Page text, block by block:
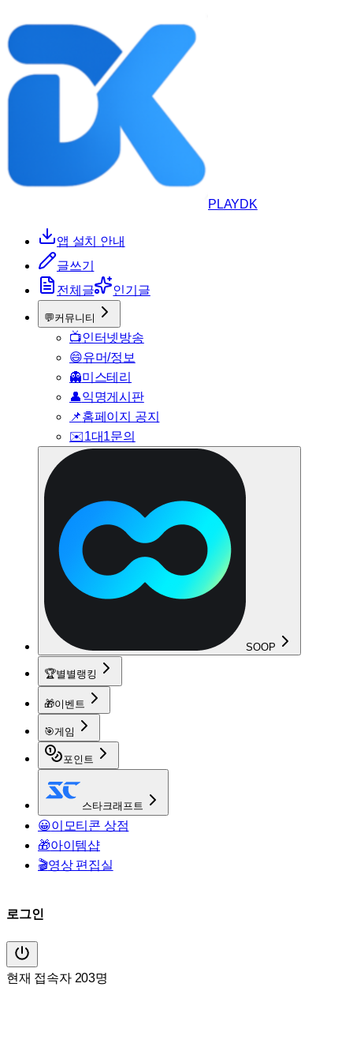
PLAYDK
앱 설치 안내
글쓰기
전체글
인기글
💬커뮤니티
📺인터넷방송
😄유머/정보
👻미스테리
👤익명게시판
📌홈페이지 공지
✉️1대1문의
SOOP
🏆별별랭킹
🎁이벤트
🎯게임
포인트
스타크래프트
😀이모티콘 상점
🎁아이템샵
🎬영상 편집실
로그인
현재 접속자 203명